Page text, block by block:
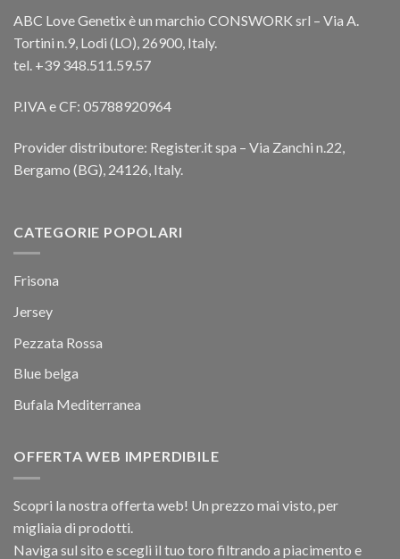
ABC Love Genetix è un marchio CONSWORK srl – Via A.
Tortini n.9, Lodi (LO), 26900, Italy.
tel. +39 348.511.59.57
P.IVA e CF: 05788920964
Provider distributore: Register.it spa – Via Zanchi n.22,
Bergamo (BG), 24126, Italy.
CATEGORIE POPOLARI
Frisona
Jersey
Pezzata Rossa
Blue belga
Bufala Mediterranea
OFFERTA WEB IMPERDIBILE
Scopri la nostra offerta web! Un prezzo mai visto, per
migliaia di prodotti.
Naviga sul sito e scegli il tuo toro filtrando a piacimento e